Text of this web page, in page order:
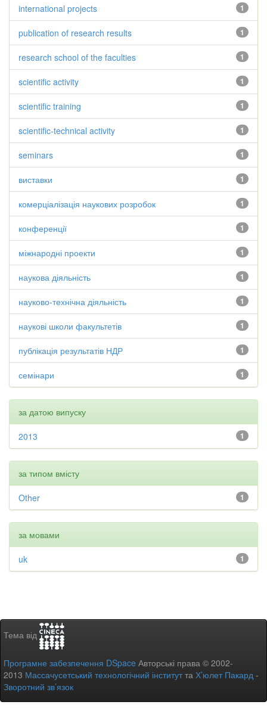
1
international projects
1
publication of research results
1
research school of the faculties
1
scientific activity
1
scientific training
1
scientific-technical activity
1
seminars
1
виставки
1
комерціалізація наукових розробок
1
конференції
1
міжнародні проекти
1
наукова діяльність
1
науково-технічна діяльність
1
наукові школи факультетів
1
публікація результатів НДР
1
семінари
за датою випуску
1
2013
за типом вмісту
1
Other
за мовами
1
uk
Тема від
Програмне забезпечення DSpace Авторські права © 2002-
2013 Массачусетський технологічний інститутта Х’юлет Пакард -
Зворотний зв’язок